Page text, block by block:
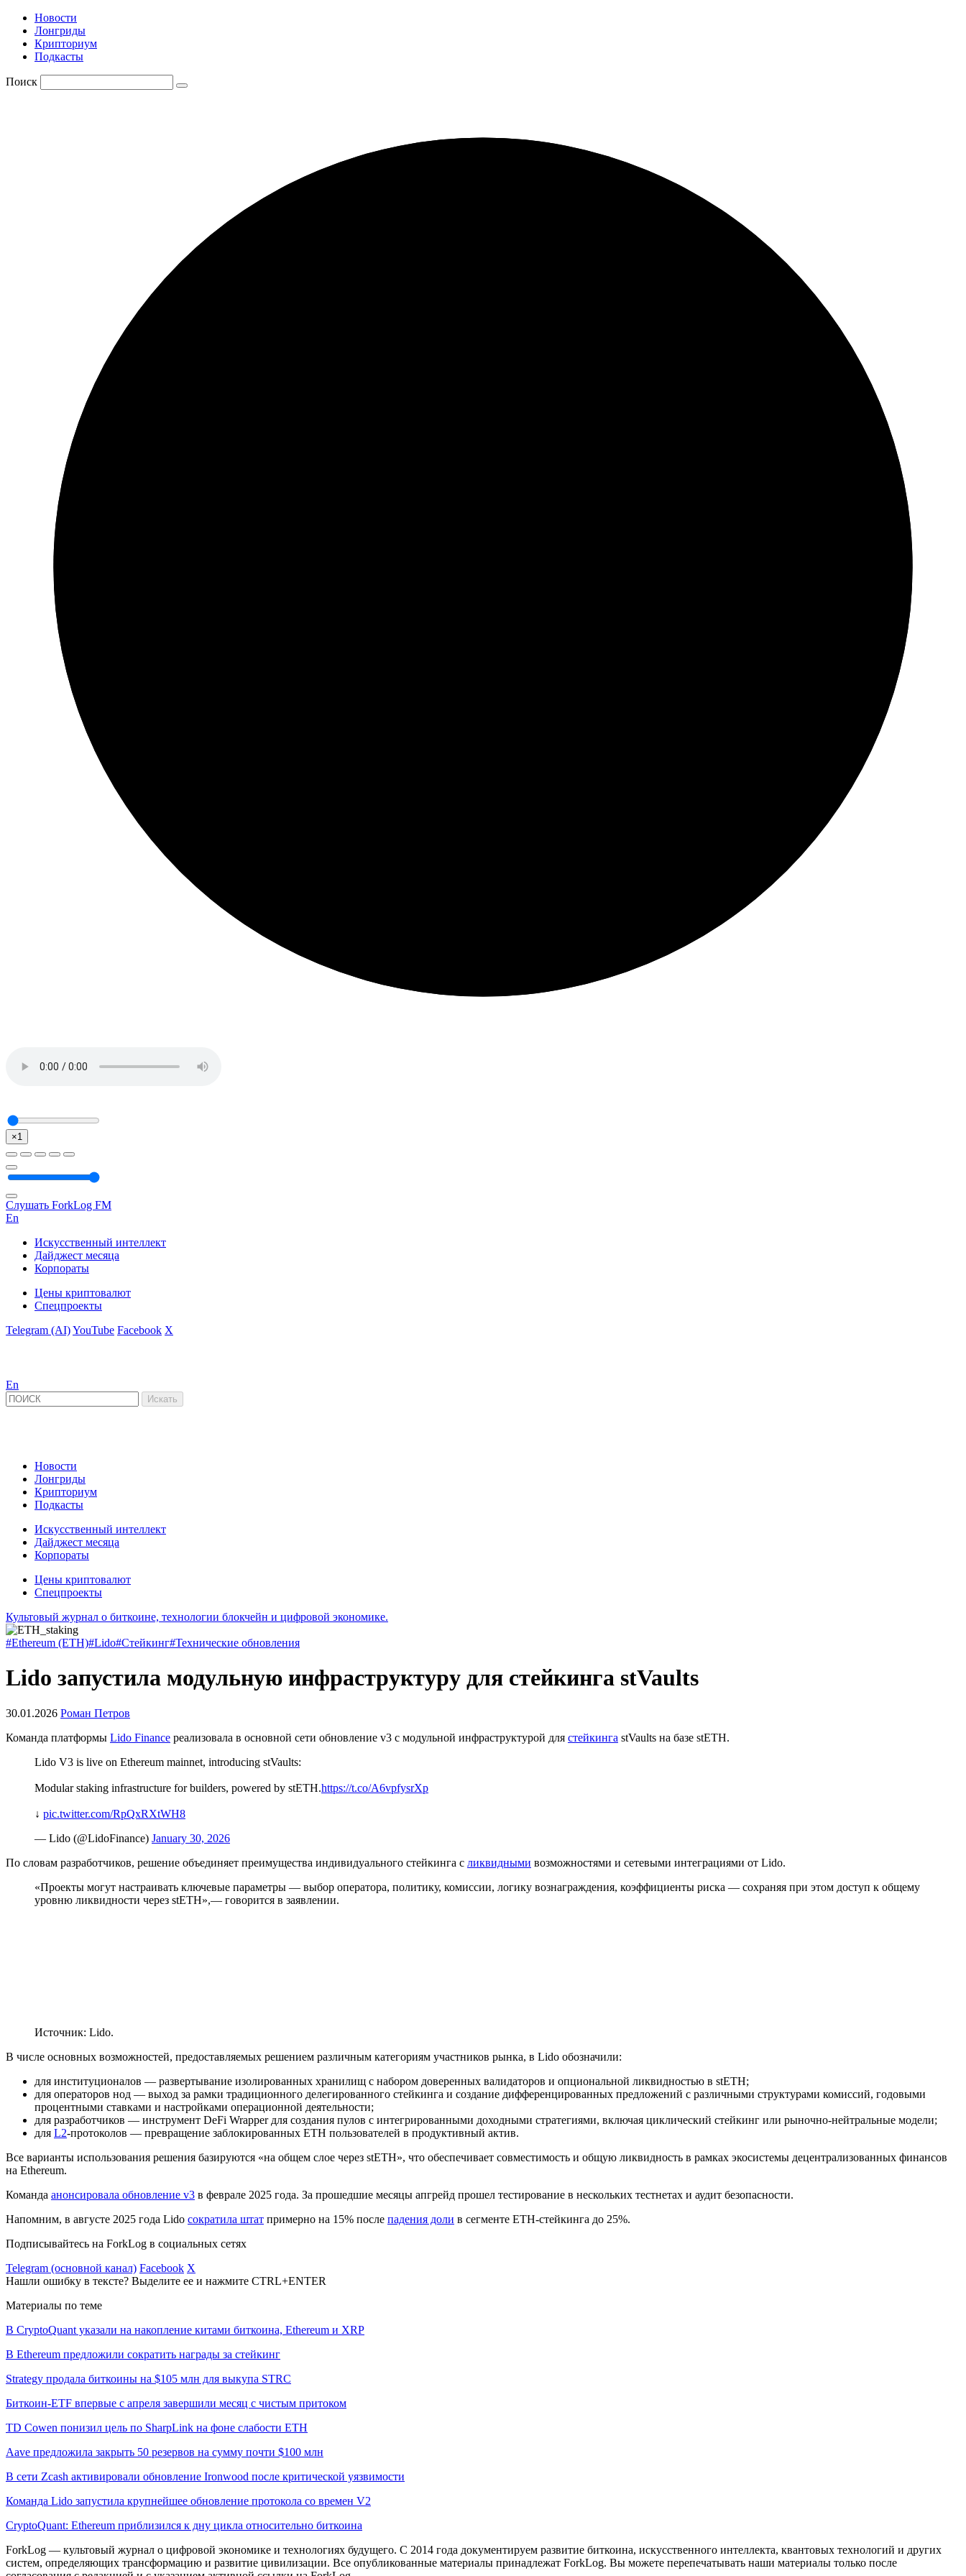
Новости
Лонгриды
Крипториум
Подкасты
Поиск
×1
Слушать ForkLog FM
En
Искусственный интеллект
Дайджест месяца
Корпораты
Цены криптовалют
Спецпроекты
Telegram (AI)YouTube Facebook X
En
Новости
Лонгриды
Крипториум
Подкасты
Искусственный интеллект
Дайджест месяца
Корпораты
Цены криптовалют
Спецпроекты
Культовый журнал о биткоине, технологии блокчейн и цифровой экономике.
#Ethereum (ETH)#Lido#Стейкинг#Технические обновления
Lido запустила модульную инфраструктуру для стейкинга stVaults
30.01.2026 Роман Петров
Команда платформы Lido Finance реализовала в основной сети обновление v3 с модульной инфраструктурой для стейкинга stVaults на базе stETH.
Lido V3 is live on Ethereum mainnet, introducing stVaults:
Modular staking infrastructure for builders, powered by stETH.https://t.co/A6vpfysrXp
↓ pic.twitter.com/RpQxRXtWH8
— Lido (@LidoFinance) January 30, 2026
По словам разработчиков, решение объединяет преимущества индивидуального стейкинга с ликвидными возможностями и сетевыми интеграциями от Lido.
«Проекты могут настраивать ключевые параметры — выбор оператора, политику, комиссии, логику вознаграждения, коэффициенты риска — сохраняя при этом доступ к общему
уровню ликвидности через stETH»,— говорится в заявлении.
Источник: Lido.
В числе основных возможностей, предоставляемых решением различным категориям участников рынка, в Lido обозначили:
для институционалов — развертывание изолированных хранилищ с набором доверенных валидаторов и опциональной ликвидностью в stETH;
для операторов нод — выход за рамки традиционного делегированного стейкинга и создание дифференцированных предложений с различными структурами комиссий, годовыми
процентными ставками и настройками операционной деятельности;
для разработчиков — инструмент DeFi Wrapper для создания пулов с интегрированными доходными стратегиями, включая циклический стейкинг или рыночно-нейтральные модели;
для L2-протоколов — превращение заблокированных ETH пользователей в продуктивный актив.
Все варианты использования решения базируются «на общем слое через stETH», что обеспечивает совместимость и общую ликвидность в рамках экосистемы децентрализованных финансов
на Ethereum.
Команда анонсировала обновление v3 в феврале 2025 года. За прошедшие месяцы апгрейд прошел тестирование в нескольких тестнетах и аудит безопасности.
Напомним, в августе 2025 года Lido сократила штат примерно на 15% после падения доли в сегменте ETH-стейкинга до 25%.
Подписывайтесь на ForkLog в социальных сетях
Telegram (основной канал) Facebook X
Нашли ошибку в тексте? Выделите ее и нажмите CTRL+ENTER
Материалы по теме
В CryptoQuant указали на накопление китами биткоина, Ethereum и XRP
В Ethereum предложили сократить награды за стейкинг
Strategy продала биткоины на $105 млн для выкупа STRC
Биткоин-ETF впервые с апреля завершили месяц с чистым притоком
TD Cowen понизил цель по SharpLink на фоне слабости ETH
Aave предложила закрыть 50 резервов на сумму почти $100 млн
В сети Zcash активировали обновление Ironwood после критической уязвимости
Команда Lido запустила крупнейшее обновление протокола со времен V2
CryptoQuant: Ethereum приблизился к дну цикла относительно биткоина
ForkLog — культовый журнал о цифровой экономике и технологиях будущего. С 2014 года документируем развитие биткоина, искусственного интеллекта, квантовых технологий и других
систем, определяющих трансформацию и развитие цивилизации. Все опубликованные материалы принадлежат ForkLog. Вы можете перепечатывать наши материалы только после